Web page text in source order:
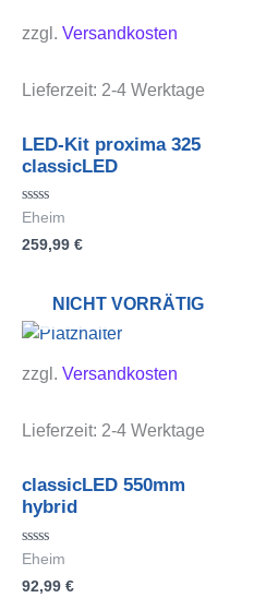
zzgl. Versandkosten
Lieferzeit: 2-4 Werktage
LED-Kit proxima 325
classicLED
Bewertet
0
Eheim
259,99 €
NICHT VORRÄTIG
zzgl. Versandkosten
Lieferzeit: 2-4 Werktage
classicLED 550mm
hybrid
Bewertet
0
Eheim
92,99 €